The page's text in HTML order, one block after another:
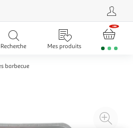
Recherche Mes produits
barbecue